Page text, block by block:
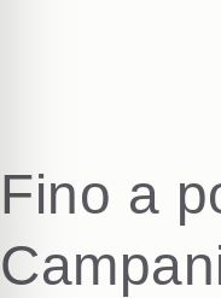
Fino a